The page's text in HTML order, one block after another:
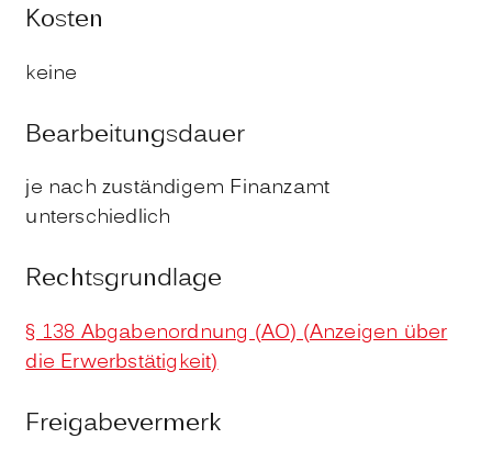
Kosten
keine
Bearbeitungsdauer
je nach zuständigem Finanzamt
unterschiedlich
Rechtsgrundlage
§ 138 Abgabenordnung (AO) (Anzeigen über
die Erwerbstätigkeit)
Freigabevermerk